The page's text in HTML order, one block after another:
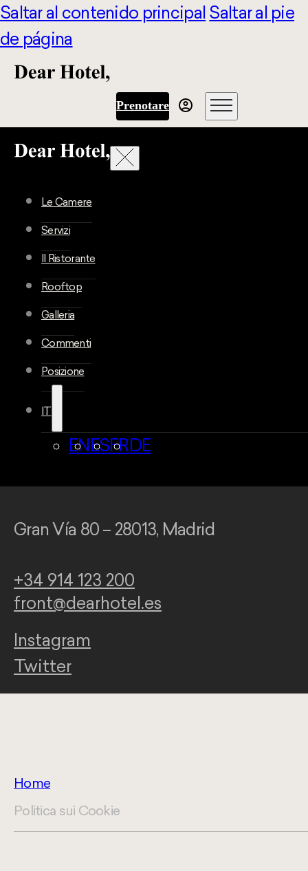
Saltar al contenido principal Saltar al pie
de página
Prenotare
Le Camere
Servizi
Il Ristorante
Rooftop
Galleria
Commenti
Posizione
IT
EN ESFRDE
Gran Vía 80 – 28013, Madrid
+34 914 123 200
front@dearhotel.es
Instagram
Twitter
Home
Politica sui Cookie